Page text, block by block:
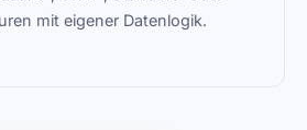
mit eigener Datenlogik.